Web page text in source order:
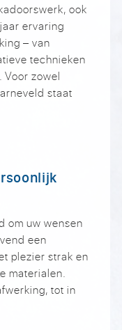
ook
ervaring
– van
technieken
zowel
staat
om uw wensen
een
plezier strak en
materialen.
tot in